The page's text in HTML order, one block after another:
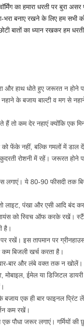
का हमारा धरती पर बुरा
भरा बनाए रखने के लिए हम
बातों का ध्यान रखकर हम
और हाथ धोते हुए जरूरत न होने
नहाने के बजाय बाल्टी व मग से
हैं तो कम देर नहाएं क्योंकि एक
को फेंके नहीं, बल्कि गमलों में डाल
रोशनी में रहें। जरूरत होने
लगाएं। ये 80-90 फीसदी तक
लाइट, पंखा और एसी आदि बंद
को स्विच ऑफ करके रखें।
है।
रखें। इस तापमान पर
बिजली खर्च करता है।
बार और लंबे वक्त तक न खोलें।
मोबाइल, ईमेल या डिजिटल
बजाय एक ही बार फाइनल प्रिंट
कम रखें।
पौधा जरूर लगाएं। गर्मियों की